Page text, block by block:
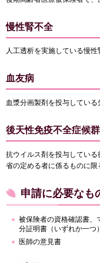
慢性腎不全
人工透析を実施している慢性
血友病
血漿分画製剤を投与してい
後天性免疫不全症候群
抗ウイルス剤を投与してい
省の定める者に係るものに限
申請に必要なも
被保険者の資格確認書、
分証明書（いずれか一つ）
医師の意見書